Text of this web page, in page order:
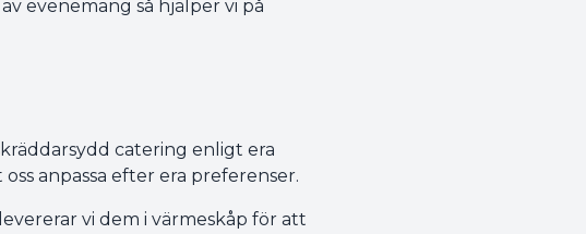
evenemang så hjälper vi på
catering enligt era
anpassa efter era preferenser.
vi dem i värmeskåp för att